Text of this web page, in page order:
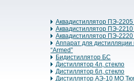
Аквадистиллятор ПЭ-2205
Аквадистиллятор ПЭ-2210
Аквадистиллятор ПЭ-2220
Аппарат для дистилляции
“Armed”
Бидистиллятор БС
Дистиллятор 4л, стекло
Дистиллятор 6л, стекло
Дистиллятор АЭ-10 МО